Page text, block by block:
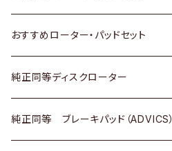
ダイハツ
マツダ
三菱
いすゞ
ダイハツ
マツダ
いすゞ
ダイハツ
三菱
スズキ
日産
ダイハツ
ホンダ
スズキ
日産
トヨタ
日産
いすゞ
おすすめローター・パッドセット
トヨタ
ホンダ
純正同等ディスクローター
トヨタ
純正同等 ブレーキパッド（ADVICS）